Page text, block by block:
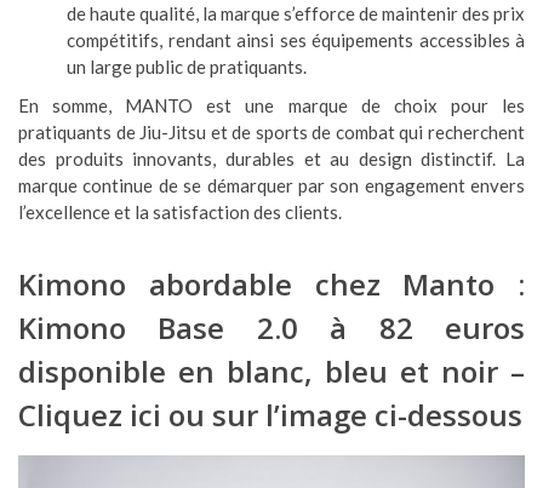
de haute qualité, la marque s’efforce de maintenir des prix
compétitifs, rendant ainsi ses équipements accessibles à
un large public de pratiquants.
En somme, MANTO est une marque de choix pour les
pratiquants de Jiu-Jitsu et de sports de combat qui recherchent
des produits innovants, durables et au design distinctif. La
marque continue de se démarquer par son engagement envers
l’excellence et la satisfaction des clients.
Kimono abordable chez Manto :
Kimono Base 2.0 à 82 euros
disponible en blanc, bleu et noir –
Cliquez ici ou sur l’image ci-dessous